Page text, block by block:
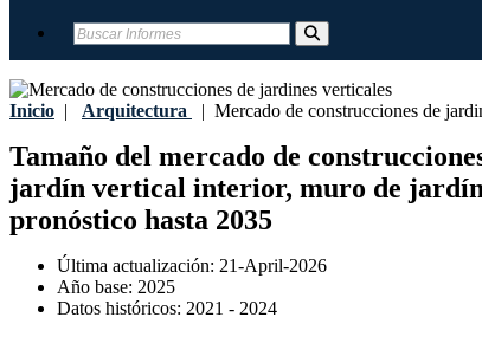
Inicio | Arquitectura | Mercado de construcciones de
Tamaño del mercado de
jardín vertical interior, muro de
pronóstico hasta 2035
Última actualización: 21-April-2026
Año base: 2025
Datos históricos: 2021 - 2024